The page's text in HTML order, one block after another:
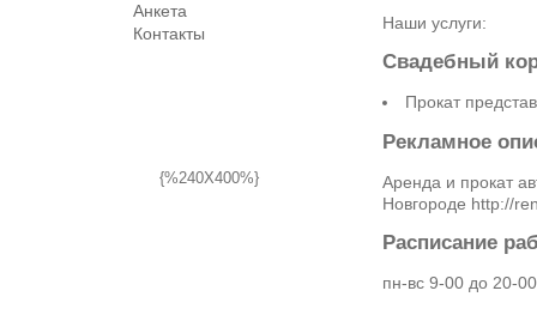
Анкета
Контакты
{%240X400%}
Наши услуги:
Свадебный
Прокат
Рекламное
Аренда и прокат
Новгороде http://
Расписание
пн-вс 9-00 до 20-00